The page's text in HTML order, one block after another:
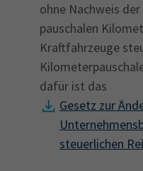
ohne Nachweis
pauschalen
Kraftfahrzeuge
dafür ist das
Gesetz zur
steuerlichen